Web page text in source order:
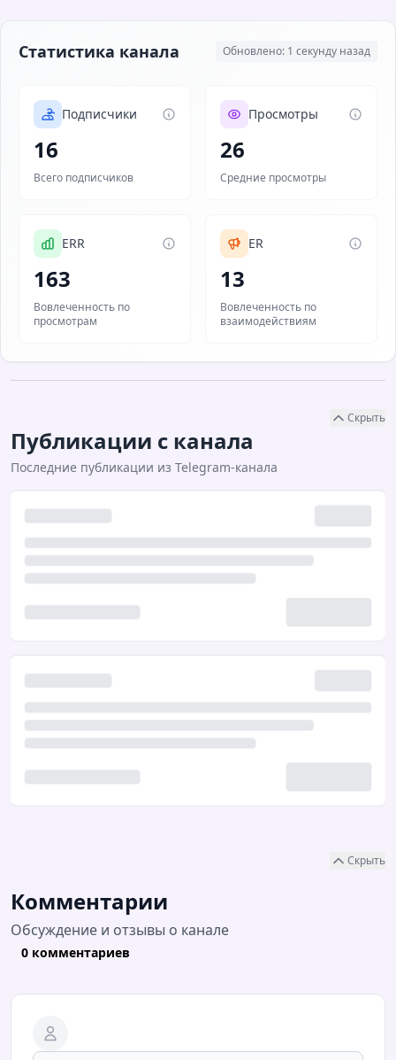
Статистика канала Обновлено: 1 секунду назад
Подписчики
16
Всего подписчиков
Просмотры
26
Средние просмотры
ERR
163
Вовлеченность по
просмотрам
ER
13
Вовлеченность по
взаимодействиям
Скрыть
Комментарии
Обсуждение и отзывы о канале
0 комментариев
Скрыть
Публикации с канала
Последние публикации из Telegram-канала